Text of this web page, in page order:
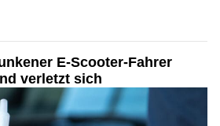
E-Scooter-Fahrer
verletzt sich